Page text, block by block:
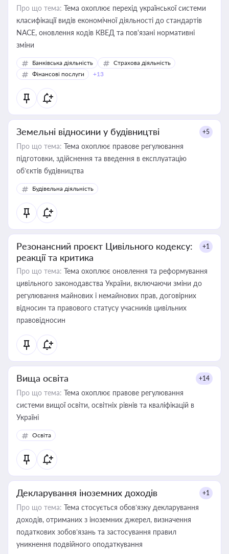
Про що тема: Тема охоплює перехід української системи
класифікації видів економічної діяльності до стандартів
NACE, оновлення кодів КВЕД та пов'язані нормативні
зміни
Банківська діяльність
Страхова діяльність
Фінансові послуги
+13
Земельні відносини у будівництві +5
Про що тема: Тема охоплює правове регулювання
підготовки, здійснення та введення в експлуатацію
об’єктів будівництва
Будівельна діяльність
Резонансний проєкт Цивільного кодексу:
реакції та критика
+1
Про що тема: Тема охоплює оновлення та реформування
цивільного законодавства України, включаючи зміни до
регулювання майнових і немайнових прав, договірних
відносин та правового статусу учасників цивільних
правовідносин
Вища освіта +14
Про що тема: Тема охоплює правове регулювання
системи вищої освіти, освітніх рівнів та кваліфікацій в
Україні
Освіта
Декларування іноземних доходів +1
Про що тема: Тема стосується обов’язку декларування
доходів, отриманих з іноземних джерел, визначення
податкових зобов’язань та застосування правил
уникнення подвійного оподаткування